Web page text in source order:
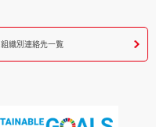
組織別連絡先一覧